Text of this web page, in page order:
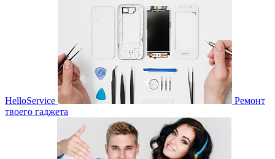
HelloService
Ремонт
твоего гаджета